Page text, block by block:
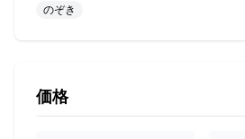
のぞき
価格